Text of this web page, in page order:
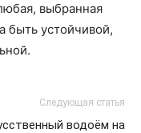
выбранная
быть устойчивой,
Следующая статья
водоём на